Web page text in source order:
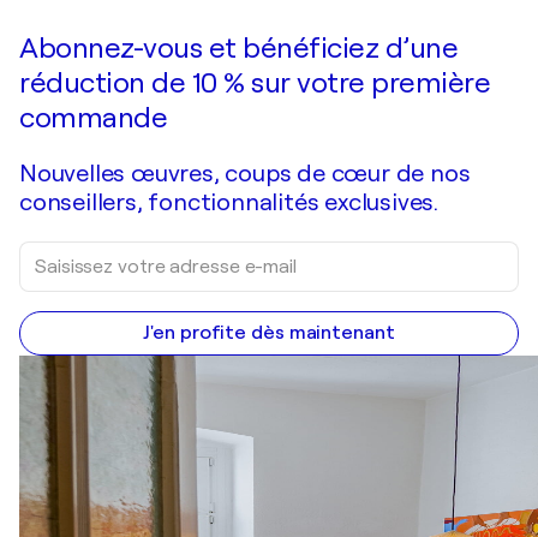
Abonnez-vous et bénéficiez d’une
réduction de 10 % sur votre première
commande
Nouvelles œuvres, coups de cœur de nos
conseillers, fonctionnalités exclusives.
J'en profite dès maintenant